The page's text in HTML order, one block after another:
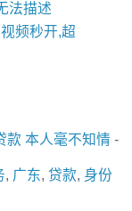
法描述
频秒开,超
款 本人毫不知情 -
, 广东, 贷款, 身份